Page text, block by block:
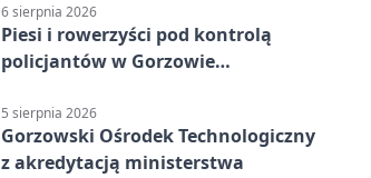
6 sierpnia 2026
Piesi i rowerzyści pod kontrolą
policjantów w Gorzowie
5 sierpnia 2026
Gorzowski Ośrodek Technologiczny
z akredytacją ministerstwa